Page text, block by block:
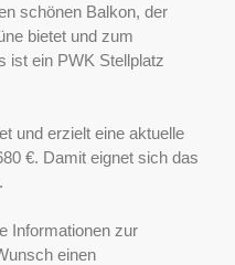
schönen Balkon, der
bietet und zum
ist ein PWK Stellplatz
und erzielt eine aktuelle
€. Damit eignet sich das
Informationen zur
einen